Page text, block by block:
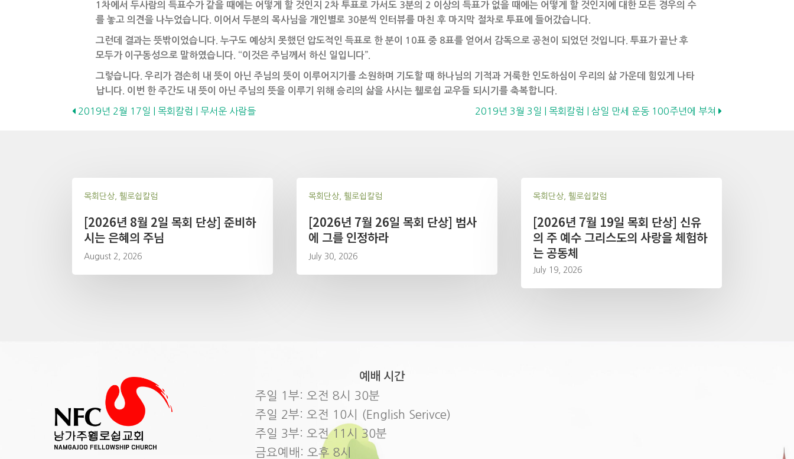
1차에서 두사람의 득표수가 같을 때에는 어떻게 할 것인지 2차 투표로 가서도 3분의 2 이상의 득표가 없을 때에는 어떻게 할 것인지에 대한 모든 경우의 수
를 놓고 의견을 나누었습니다. 이어서 두분의 목사님을 개인별로 30분씩 인터뷰를 마친 후 마지막 절차로 투표에 들어갔습니다.
그런데 결과는 뜻밖이었습니다. 누구도 예상치 못했던 압도적인 득표로 한 분이 10표 중 8표를 얻어서 감독으로 공천이 되었던 것입니다. 투표가 끝난 후
모두가 이구동성으로 말하였습니다. “이것은 주님께서 하신 일입니다”.
그렇습니다. 우리가 겸손히 내 뜻이 아닌 주님의 뜻이 이루어지기를 소원하며 기도할 때 하나님의 기적과 거룩한 인도하심이 우리의 삶 가운데 힘있게 나타
납니다. 이번 한 주간도 내 뜻이 아닌 주님의 뜻을 이루기 위해 승리의 삶을 사시는 휄로쉽 교우들 되시기를 축복합니다.
Posts
2019년 2월 17일 | 목회칼럼 | 무서운 사람들 2019년 3월 3일 | 목회칼럼 | 삼일 만세 운동 100주년에 부쳐
목회단상, 휄로쉽칼럼
[2026년 8월 2일 목회 단상] 준비하
시는 은혜의 주님
August 2, 2026
목회단상, 휄로쉽칼럼
[2026년 7월 26일 목회 단상] 범사
에 그를 인정하라
July 30, 2026
목회단상, 휄로쉽칼럼
[2026년 7월 19일 목회 단상] 신유
의 주 예수 그리스도의 사랑을 체험하
는 공동체
July 19, 2026
예배 시간
주일 1부: 오전 8시 30분
주일 2부: 오전 10시 (English Serivce)
주일 3부: 오전 11시 30분
금요예배: 오후 8시